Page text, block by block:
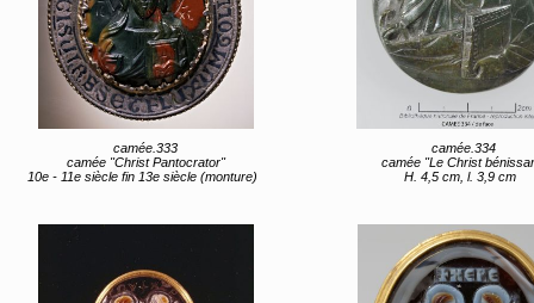
camée.333
camée "Christ Pantocrator"
10e - 11e siècle fin 13e siècle (monture)
camée.334
camée "Le Christ
H. 4,5 cm, l. 3,9 cm